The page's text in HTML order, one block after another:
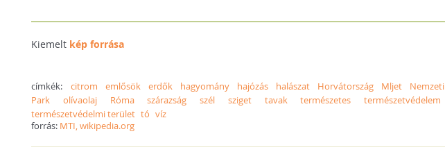
Kiemelt kép forrása
címkék:citrom emlősök erdők hagyomány hajózás halászat Horvátország Mljet
Nemzeti
Park
olívaolaj Róma szárazság szél sziget tavak természetes
természetvédelem
természetvédelmi terület tó víz
forrás: MTI, wikipedia.org